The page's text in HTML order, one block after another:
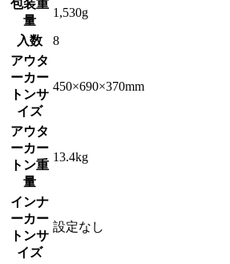
包装重
量
1,530g
入数
8
アウタ
ーカー
トンサ
イズ
450×690×370mm
アウタ
ーカー
トン重
量
13.4kg
インナ
ーカー
トンサ
イズ
設定なし